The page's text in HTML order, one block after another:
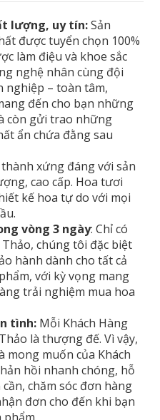
lượng, uy tín:Sản
được tuyển chọn 100%
làm điệu và khoe sắc
nghệ nhân cùng đội
nghiệp – toàn tâm,
đến cho bạn những
còn gửi trao những
ẩn chứa đằng sau
thành xứng đáng với sản
cao cấp. Hoa tươi
kế hoa tự do với mọi
vòng 3 ngày: Chỉ có
chúng tôi đặc biệt
hành dành cho tất cả
với kỳ vọng mang
trải nghiệm mua hoa
tình: Mỗi Khách Hàng
là thượng đế. Vì vậy,
mong muốn của Khách
hồi nhanh chóng, hỗ
chăm sóc đơn hàng
đơn cho đến khi bạn